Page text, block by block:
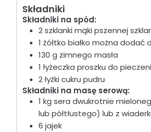
Składniki
Składniki na spód:
2szklanki mąki pszennej
1 żółtko białko można dodać
130 g zimnego masła
1 łyżeczka proszku do
2łyżki cukru pudru
Składniki na masę serową:
1 kg sera dwukrotnie
lub półtłustego) lub z
6 jajek